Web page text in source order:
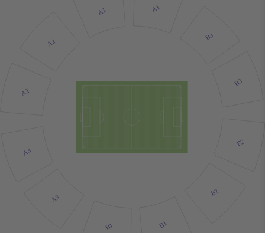
A1
A1
A2
A2
A3
A3
B1 B1
B2
B2
B3
B3